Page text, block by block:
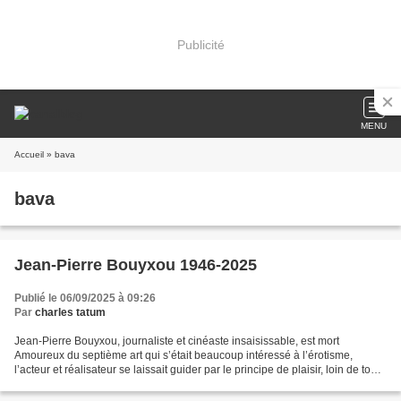
Publicité
MENU
Accueil » bava
bava
Jean-Pierre Bouyxou 1946-2025
Publié le 06/09/2025 à 09:26
Par charles tatum
Jean-Pierre Bouyxou, journaliste et cinéaste insaisissable, est mort
Amoureux du septième art qui s’était beaucoup intéressé à l’érotisme,
l’acteur et réalisateur se laissait guider par le principe de plaisir, loin de tout